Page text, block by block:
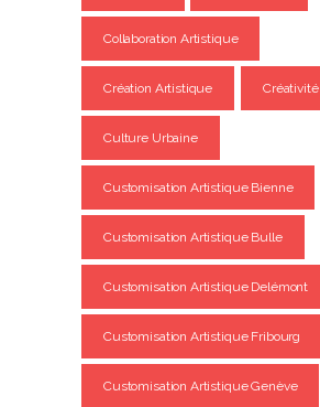
Collaboration Artistique
Création Artistique Créativité
Culture Urbaine
Customisation Artistique Bienne
Customisation Artistique Bulle
Customisation Artistique Delémont
Customisation Artistique Fribourg
Customisation Artistique Genève